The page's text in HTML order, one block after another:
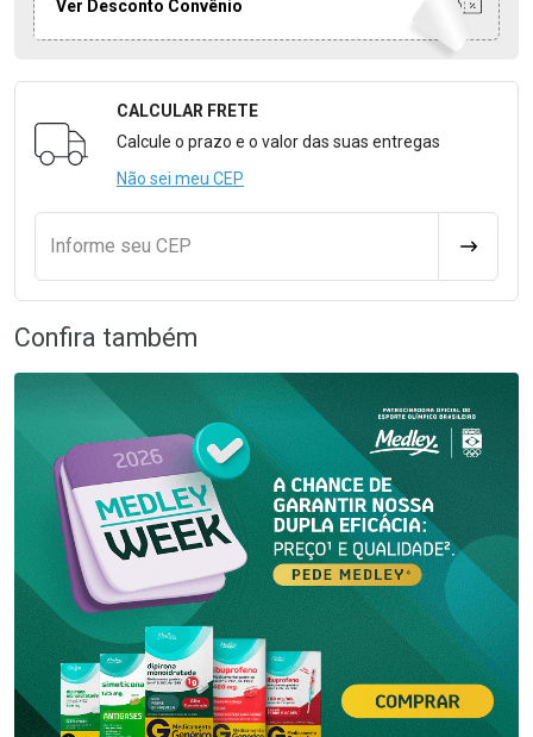
Ver Desconto Convênio
Formulário para Calcular o Frete
CALCULAR FRETE
Calcule o prazo e o valor das suas entregas
Não sei meu CEP
Informe seu CEP
Confira também